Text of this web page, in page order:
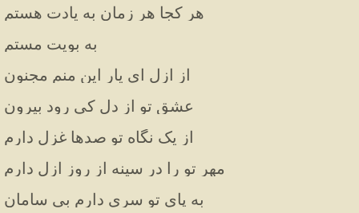
هر کجا هر زمان به یادت هستم
به بویت مستم
از ازل ای یار این منم مجنون
عشق تو از دل کی رود بیرون
از یک نگاه تو صدها غزل دارم
مهر تو را در سینه از روز ازل دارم
به پای تو سری دارم بی سامان